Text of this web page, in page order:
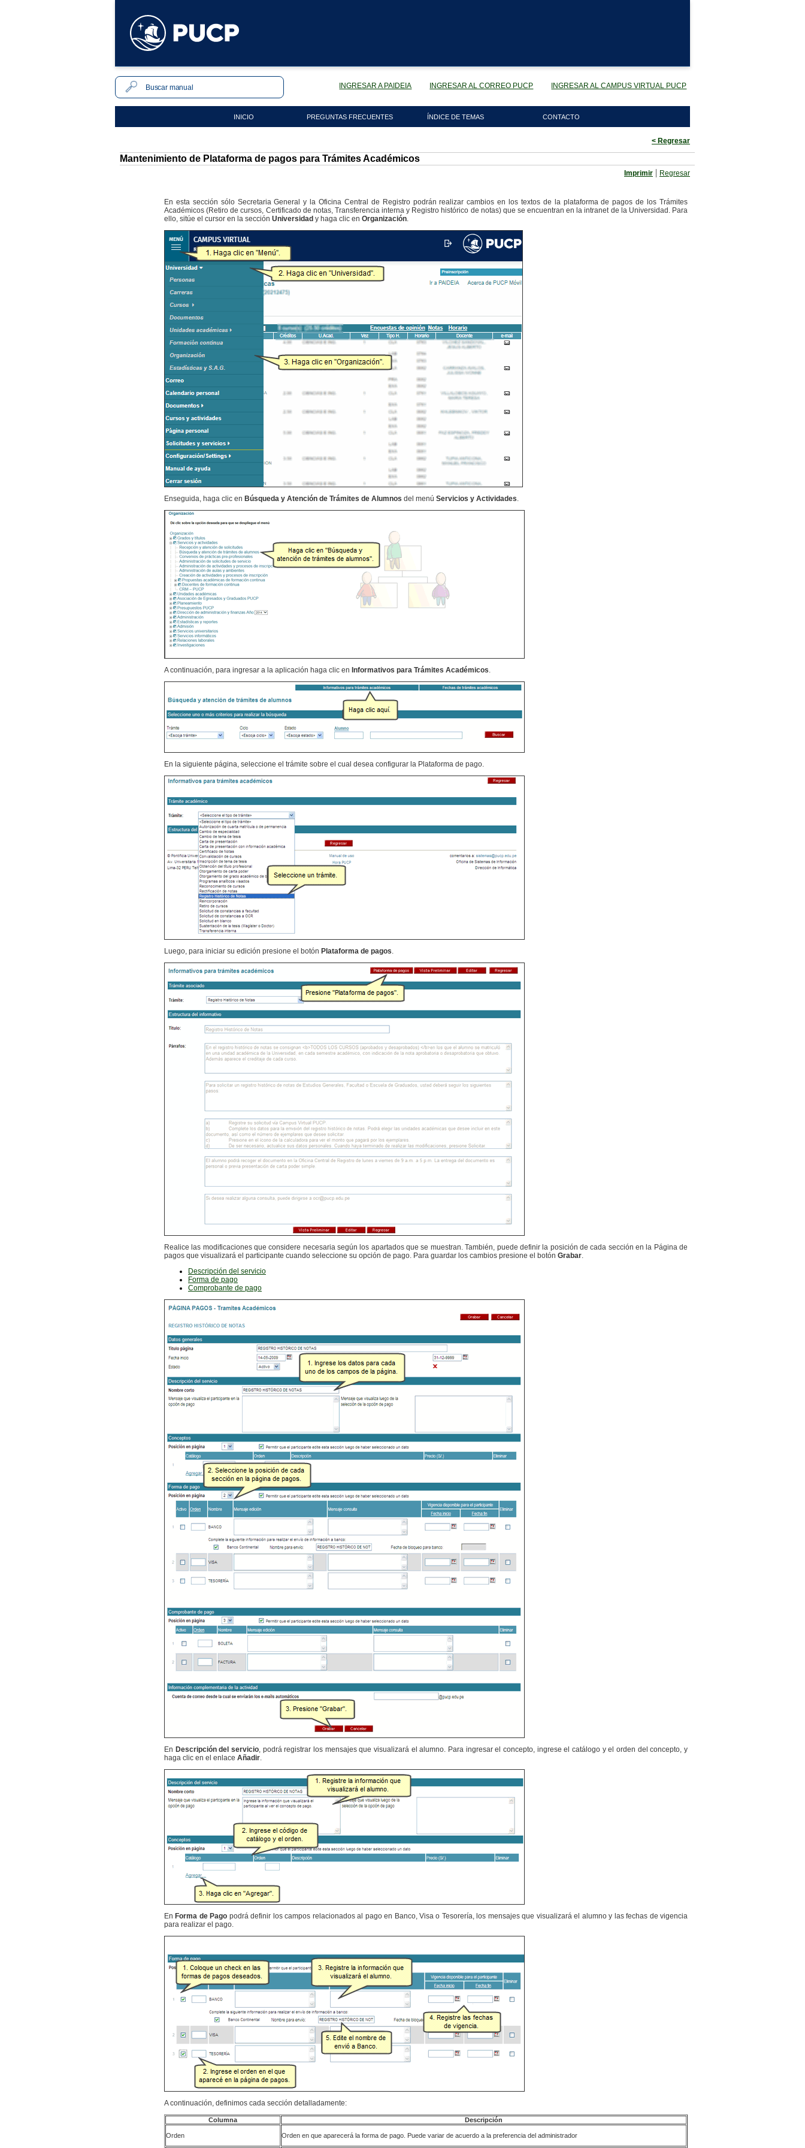
INGRESAR A PAIDEIA INGRESAR AL CORREO PUCP INGRESAR AL CAMPUS VIRTUAL PUCP
INICIO PREGUNTAS FRECUENTES ÍNDICE DE TEMAS CONTACTO
< Regresar
Mantenimiento de Plataforma de pagos para Trámites Académicos
Imprimir | Regresar
En esta sección sólo Secretaria General y la Oficina Central de Registro podrán realizar cambios en los textos de la plataforma de pagos de los Trámites
Académicos (Retiro de cursos, Certificado de notas, Transferencia interna y Registro histórico de notas) que se encuentran en la intranet de la Universidad. Para
ello, sitúe el cursor en la sección Universidad y haga clic en Organización.
Enseguida, haga clic en Búsqueda y Atención de Trámites de Alumnos del menú Servicios y Actividades.
A continuación, para ingresar a la aplicación haga clic en Informativos para Trámites Académicos.
En la siguiente página, seleccione el trámite sobre el cual desea configurar la Plataforma de pago.
Luego, para iniciar su edición presione el botón Plataforma de pagos.
Realice las modificaciones que considere necesaria según los apartados que se muestran. También, puede definir la posición de cada sección en la Página de
pagos que visualizará el participante cuando seleccione su opción de pago. Para guardar los cambios presione el botón Grabar.
Descripción del servicio
Forma de pago
Comprobante de pago
En Descripción del servicio, podrá registrar los mensajes que visualizará el alumno. Para ingresar el concepto, ingrese el catálogo y el orden del concepto, y
haga clic en el enlace Añadir.
En Forma de Pago podrá definir los campos relacionados al pago en Banco, Visa o Tesorería, los mensajes que visualizará el alumno y las fechas de vigencia
para realizar el pago.
A continuación, definimos cada sección detalladamente:
Columna Descripción
Orden Orden en que aparecerá la forma de pago. Puede variar de acuerdo a la preferencia del administrador